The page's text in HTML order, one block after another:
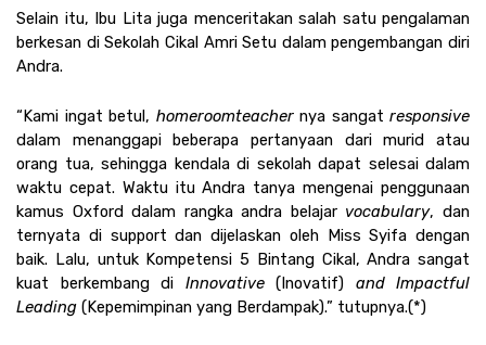
Selain itu, Ibu Lita juga menceritakan salah satu pengalaman
berkesan di Sekolah Cikal Amri Setu dalam pengembangan diri
Andra.
“Kami ingat betul, homeroomteacher nya sangat responsive
dalam menanggapi beberapa pertanyaan dari murid atau
orang tua, sehingga kendala di sekolah dapat selesai dalam
waktu cepat. Waktu itu Andra tanya mengenai penggunaan
kamus Oxford dalam rangka andra belajar vocabulary, dan
ternyata di support dan dijelaskan oleh Miss Syifa dengan
baik. Lalu, untuk Kompetensi 5 Bintang Cikal, Andra sangat
kuat berkembang di Innovative (Inovatif) and Impactful
Leading (Kepemimpinan yang Berdampak).” tutupnya.(*)